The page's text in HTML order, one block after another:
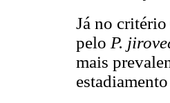
Já no
pelo P.
mais